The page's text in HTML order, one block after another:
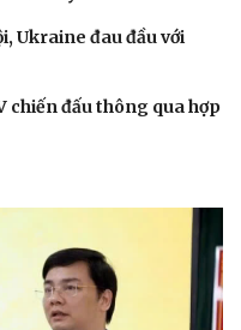
Ukraine đau đầu với
chiến đấu thông qua hợp